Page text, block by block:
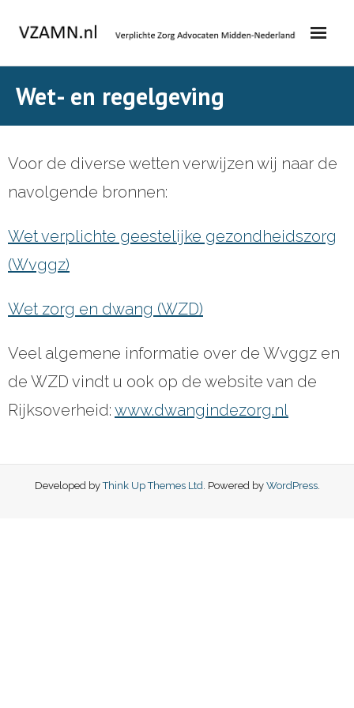
Wet- en regelgeving
Voor de diverse wetten verwijzen wij naar de
navolgende bronnen:
Wetverplichte geestelijke gezondheidszorg
(Wvggz)
Wet zorg en dwang (WZD)
Veel algemene informatie over de Wvggz en
de WZD vindt u ook op de website van de
Rijksoverheid: www.dwangindezorg.nl
Developed byThink Up Themes Ltd. Powered by WordPress.